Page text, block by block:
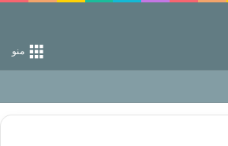
منو
دوری وکناره‌گیری از راه خداست‌!